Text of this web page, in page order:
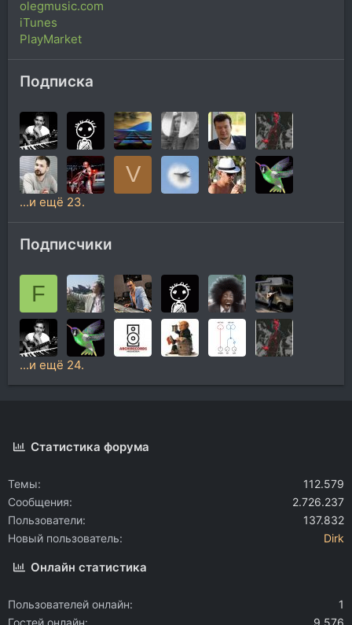
olegmusic.com
iTunes
PlayMarket
Подписка
V
...и ещё 23.
Подписчики
F
...и ещё 24.
Статистика форума
Темы
112.579
Сообщения
2.726.237
Пользователи
137.832
Новый пользователь
Dirk
Онлайн статистика
Пользователей онлайн
1
Гостей онлайн
9.576